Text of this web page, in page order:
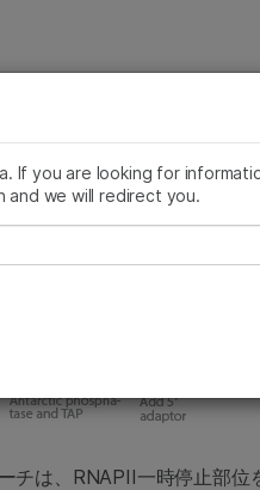
お気
ゲノミクス教育 ゲノミク
は、RNAPII一時停止部
If you are looking for
and we will redirect you.
と、関連性の高いコンテ
生殖医学